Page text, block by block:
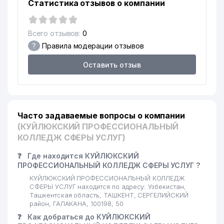
18
ТЧСЖ
440 м
20
ROMAN KOMMUNAL SERVIS
ТЧСЖ
21 ELITA-GRATSIYA ЧП 458 м
23
OLMAZOR KOMMUNAL LYUKS
SERVIS ТЧСЖ
462 м
24 MAHLIYO SERVIS LYUKS ТЧСЖ
26 QO'YLIQ FIDOIY LUKS ТЧСЖ 477 м
QUALIS-GROUP ООО
Статистика отзывов о компании
Всего отзывов: 0
? Правила модерации отзывов
Оставить отзыв
Часто задаваемые вопросы о компании
(КУЙЛЮКСКИЙ ПРОФЕССИОНАЛЬНЫЙ
КОЛЛЕДЖ СФЕРЫ УСЛУГ)
❓
Где находится КУЙЛЮКСКИЙ
ПРОФЕССИОНАЛЬНЫЙ КОЛЛЕДЖ СФЕРЫ УСЛУГ ?
КУЙЛЮКСКИЙ ПРОФЕССИОНАЛЬНЫЙ КОЛЛЕДЖ
СФЕРЫ УСЛУГ находится по адресу: Узбекистан,
Ташкентская область, ТАШКЕНТ, СЕРГЕЛИЙСКИЙ
район, ГАЛАКАНА, 100198, 50
❓
Как добраться до КУЙЛЮКСКИЙ